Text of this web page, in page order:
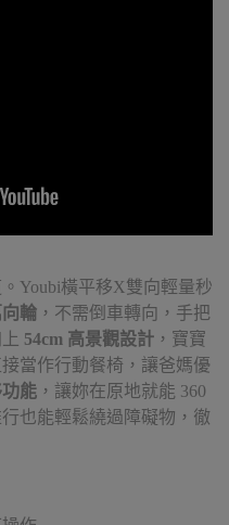
Youbi橫平移X雙向輕量秒
輪 ，不需倒車轉向，手把
54cm 高景觀設計 ，寶寶
當作行動餐椅，讓爸媽優
能 ，讓妳在原地就能 360
也能輕鬆繞過障礙物，徹